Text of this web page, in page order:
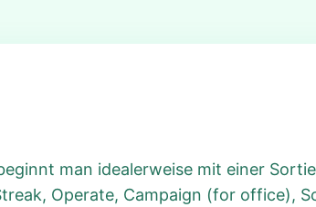
man idealerweise mit einer
Operate, Campaign (for office),